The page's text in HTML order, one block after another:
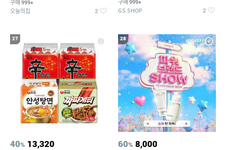
구매 999+
오늘의집 2
구매 999+
GS SHOP 2
27
40% 13,320
28
60% 8,000